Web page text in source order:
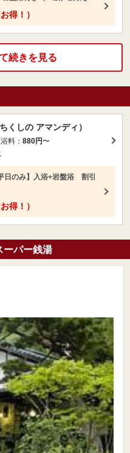
得！）
続きを見る
くしの アマンディ）
料： 880円〜
日のみ】入浴+岩盤浴 割引
得！）
ーパー銭湯